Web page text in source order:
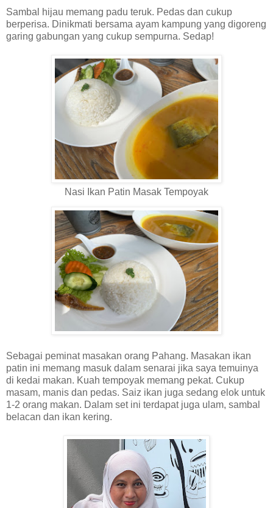
Sambal hijau memang padu teruk. Pedas dan cukup
berperisa. Dinikmati bersama ayam kampung yang digoreng
garing gabungan yang cukup sempurna. Sedap!
Nasi Ikan Patin Masak Tempoyak
Sebagai peminat masakan orang Pahang. Masakan ikan
patin ini memang masuk dalam senarai jika saya temuinya
di kedai makan. Kuah tempoyak memang pekat. Cukup
masam, manis dan pedas. Saiz ikan juga sedang elok untuk
1-2 orang makan. Dalam set ini terdapat juga ulam, sambal
belacan dan ikan kering.